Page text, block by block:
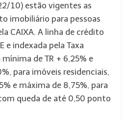
10) estão vigentes as
imobiliário para pessoas
CAIXA. A linha de crédito
e indexada pela Taxa
de TR + 6,25% e
para imóveis residenciais,
e máxima de 8,75%, para
queda de até 0,50 ponto